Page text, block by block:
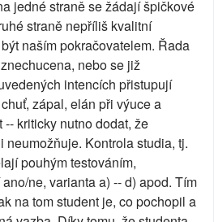
jedné straně se žádají špičkové
straně nepříliš kvalitní
naším pokračovatelem. Řada
nebo se již
intencích přistupují
zápal, elán při výuce a
kriticky nutno dodat, že
neumožňuje. Kontrola studia, tj.
pouhým testováním,
ne, varianta a) -- d) apod. Tím
na tom student je, co pochopil a